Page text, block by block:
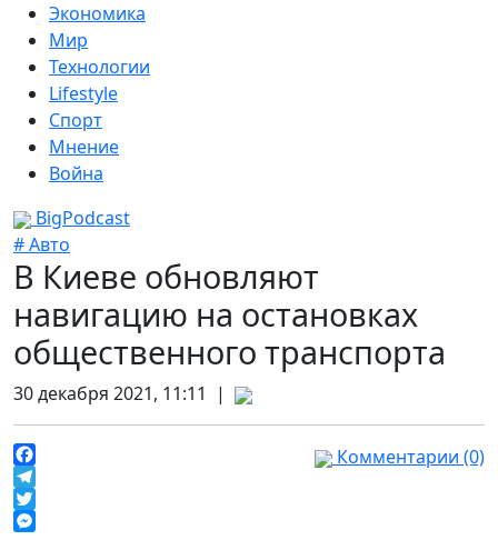
Экономика
Мир
Технологии
Lifestyle
Спорт
Мнение
Война
BigPodcast
# Авто
В Киеве обновляют
навигацию на остановках
общественного транспорта
30 декабря 2021, 11:11 |
Facebook
Telegram
Twitter
Комментарии (0)